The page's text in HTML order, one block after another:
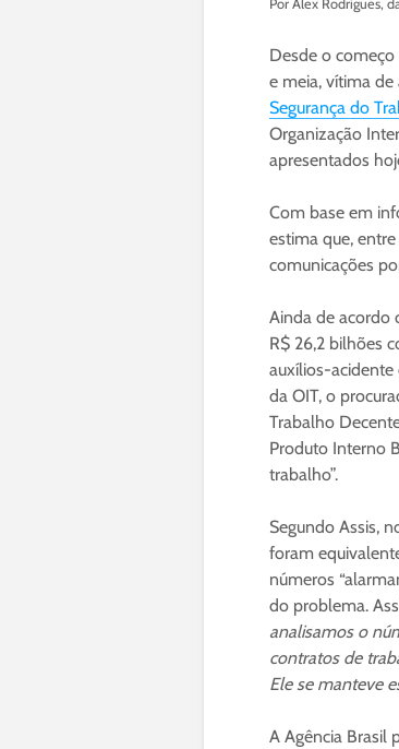
Por Alex Rodrigues,
Desde o
e meia, vítima
Segurança do
Organização
apresentados
Com base em
estima que,
comunicações
Ainda de acordo
R$ 26,2 bilhões
auxílios-acidente
da OIT, o
Trabalho
Produto Interno
trabalho”.
Segundo Assis,
foram
números
do problema.
analisamos o
contratos de
Ele se manteve
A Agência Brasil